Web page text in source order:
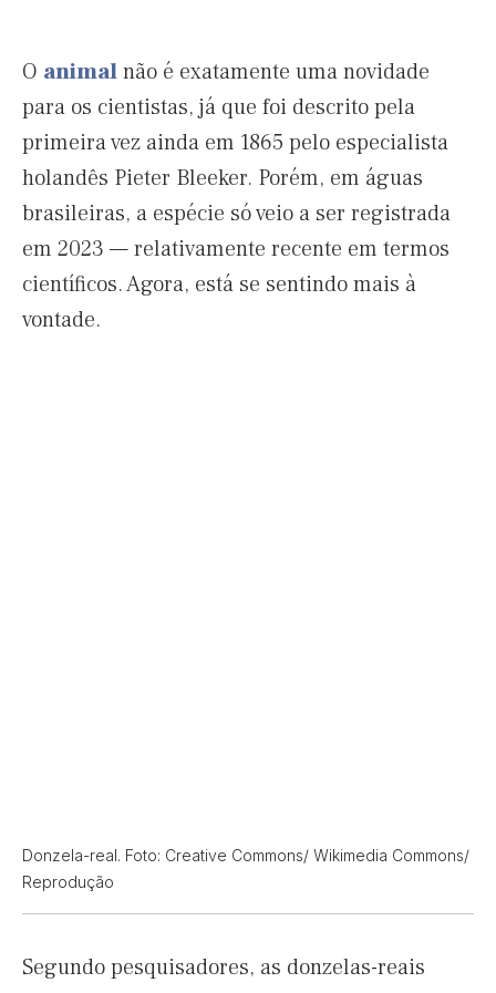
O animalnão é exatamente uma novidade
para os cientistas, já que foi descrito pela
primeira vez ainda em 1865 pelo especialista
holandês Pieter Bleeker. Porém, em águas
brasileiras, a espécie só veio a ser registrada
em 2023 — relativamente recente em termos
científicos. Agora, está se sentindo mais à
vontade.
Donzela-real. Foto: Creative Commons/ Wikimedia Commons/
Reprodução
Segundo pesquisadores, as donzelas-reais